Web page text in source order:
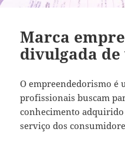
Marca
divulgada
O empreendedorismo é
profissionais buscam
conhecimento
serviço dos